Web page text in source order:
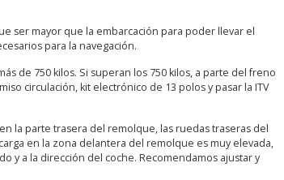
ser mayor que la embarcación para poder llevar el
para la navegación.
de 750 kilos. Si superan los 750 kilos, a parte del freno
circulación, kit electrónico de 13 polos y pasar la ITV
la parte trasera del remolque, las ruedas traseras del
en la zona delantera del remolque es muy elevada,
y a la dirección del coche. Recomendamos ajustar y